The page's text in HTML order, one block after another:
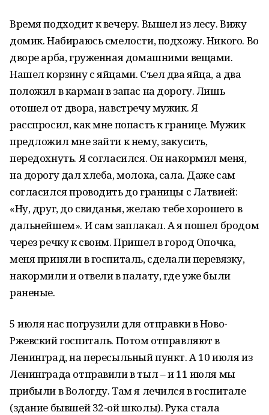
Время подходит к вечеру. Вышел из лесу. Вижу
домик. Набираюсь смелости, подхожу. Никого. Во
дворе арба, груженная домашними вещами.
Нашел корзину с яйцами. Съел два яйца, а два
положил в карман в запас на дорогу. Лишь
отошел от двора, навстречу мужик. Я
расспросил, как мне попасть к границе. Мужик
предложил мне зайти к нему, закусить,
передохнуть. Я согласился. Он накормил меня,
на дорогу дал хлеба, молока, сала. Даже сам
согласился проводить до границы с Латвией:
«Ну, друг, до свиданья, желаю тебе хорошего в
дальнейшем». И сам заплакал. А я пошел бродом
через речку к своим. Пришел в город Опочка,
меня приняли в госпиталь, сделали перевязку,
накормили и отвели в палату, где уже были
раненые.
5 июля нас погрузили для отправки в Ново-
Ржевский госпиталь. Потом отправляют в
Ленинград, на пересыльный пункт. А 10 июля из
Ленинграда отправили в тыл – и 11 июля мы
прибыли в Вологду. Там я лечился в госпитале
(здание бывшей 32-ой школы). Рука стала